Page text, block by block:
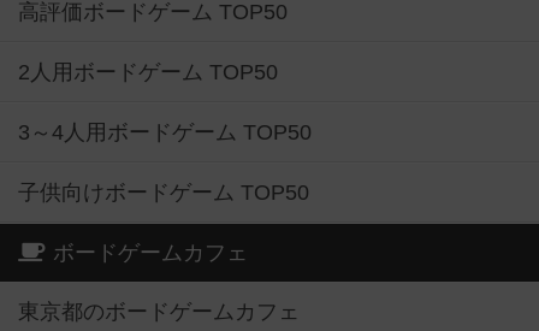
高評価ボードゲーム TOP50
2人用ボードゲーム TOP50
3～4人用ボードゲーム TOP50
子供向けボードゲーム TOP50
ボードゲームカフェ
東京都のボードゲームカフェ